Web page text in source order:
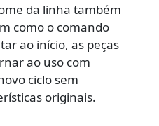
da linha também
como o comando
ao início, as peças
ao uso com
ciclo sem
originais.